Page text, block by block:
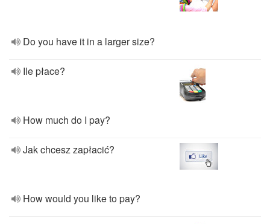
Do you have it in a larger size?
Ile płace?
How much do I pay?
Jak chcesz zapłacić?
How would you like to pay?